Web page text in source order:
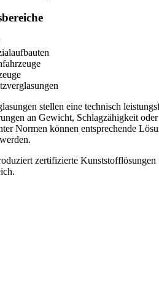
stellen eine technisch
an Gewicht, Schlagzähigkeit
Normen können entsprechende
zertifizierte